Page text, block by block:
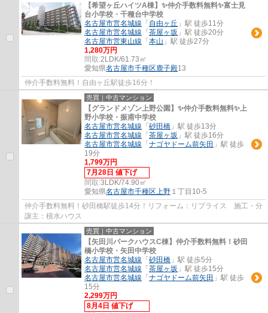
【希望ヶ丘ハイツA棟】✨️仲介手数料無料✨️富士見
台小学校・千種台中学校
名古屋市営名城線 「 自由ヶ丘 」駅 徒歩11分
名古屋市営名城線 「 茶屋ヶ坂 」駅 徒歩20分
名古屋市営東山線 「 本山 」駅 徒歩27分
1,280万円
間取:2LDK/61.73㎡
愛知県名古屋市千種区鹿子殿13
仲介手数料無料！自由ヶ丘駅徒歩16分！
売買｜中古マンション
【グランドメゾン上野公園】✨️仲介手数料無料✨️上
野小学校・振甫中学校
名古屋市営名城線 「 砂田橋 」駅 徒歩13分
名古屋市営名城線 「 茶屋ヶ坂 」駅 徒歩16分
名古屋市営名城線 「 ナゴヤドーム前矢田 」駅 徒歩
19分
1,799万円
7月28日 値下げ
間取:3LDK/74.90㎡
愛知県名古屋市千種区上野 １丁目10-5
仲介手数料無料！砂田橋駅徒歩14分！リフォーム：リプライス 施工・分
譲主：積水ハウス
売買｜中古マンション
【矢田川パークハウスC棟】仲介手数料無料！砂田
橋小学校・矢田中学校
名古屋市営名城線 「 砂田橋 」駅 徒歩5分
名古屋市営名城線 「 茶屋ヶ坂 」駅 徒歩15分
名古屋市営名城線 「 ナゴヤドーム前矢田 」駅 徒歩
15分
2,299万円
8月4日 値下げ